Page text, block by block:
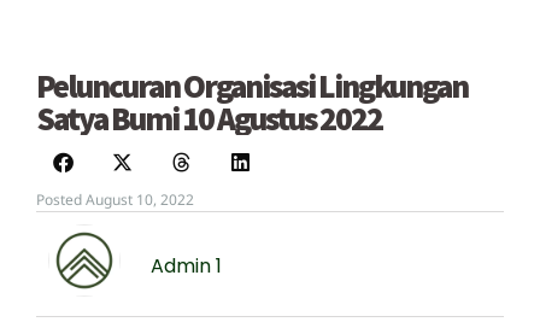
Peluncuran Organisasi Lingkungan
Satya Bumi 10 Agustus 2022
Posted August 10, 2022
Admin 1